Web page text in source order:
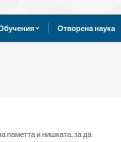
Отворена наука
паметта и нишката, за да